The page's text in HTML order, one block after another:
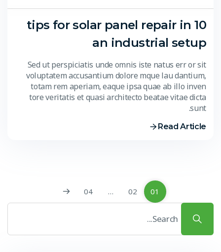
10 tips for solar panel repair in
an industrial setup
Sed ut perspiciatis unde omnis iste natus err or sit
voluptatem accusantium dolore mque lau dantium,
totam rem aperiam, eaque ipsa quae ab illo inven
tore veritatis et quasi architecto beatae vitae dicta
sunt.
Read Article
01
02
…
04